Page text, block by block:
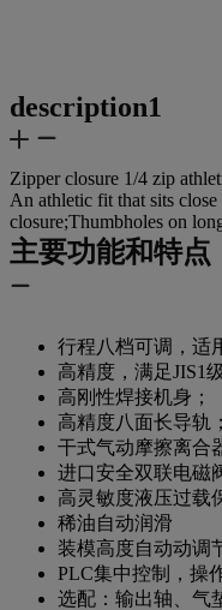
description1
Zipper closure 1/4 zip
An athletic fit that sits
closure;Thumbholes on
主要功能和特点
行程八档可调，适
高精度，满足JIS1
高刚性焊接机身；
高精度八面长导轨；
干式气动摩擦离合
进口安全双联电磁
高灵敏度液压过载
稀油自动润滑
装模高度自动动调
PLC集中控制，操
选配：输出轴、气